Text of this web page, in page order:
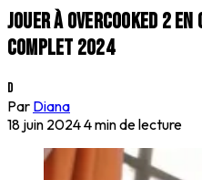
Jouer à Overcooked 2
complet 2024
D
Par Diana
18 juin 20244 min de lecture